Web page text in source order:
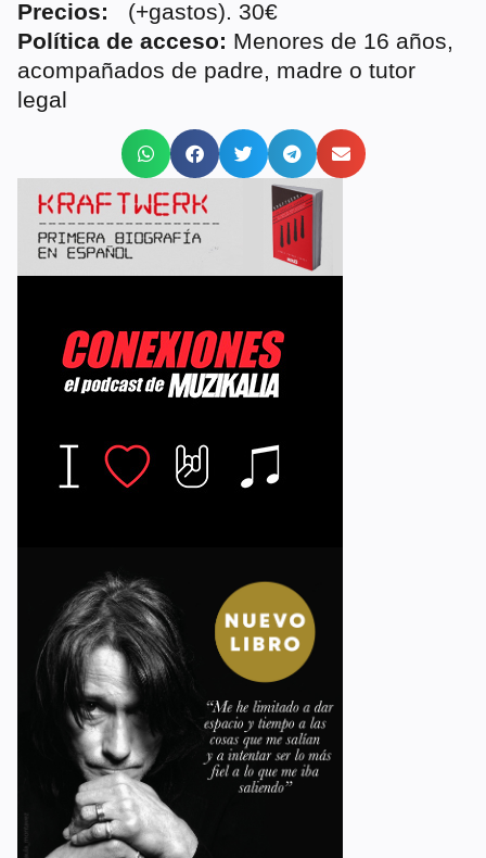
Precios:
(+gastos). 30€
Política de acceso: Menores de 16 años,
acompañados de padre, madre o tutor
legal